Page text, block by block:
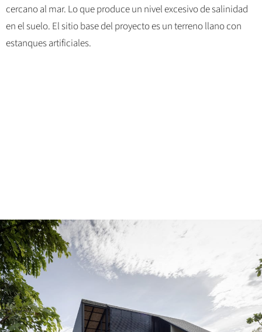
cercano al mar. Lo que produce un nivel excesivo de salinidad
en el suelo. El sitio base del proyecto es un terreno llano con
estanques artificiales.